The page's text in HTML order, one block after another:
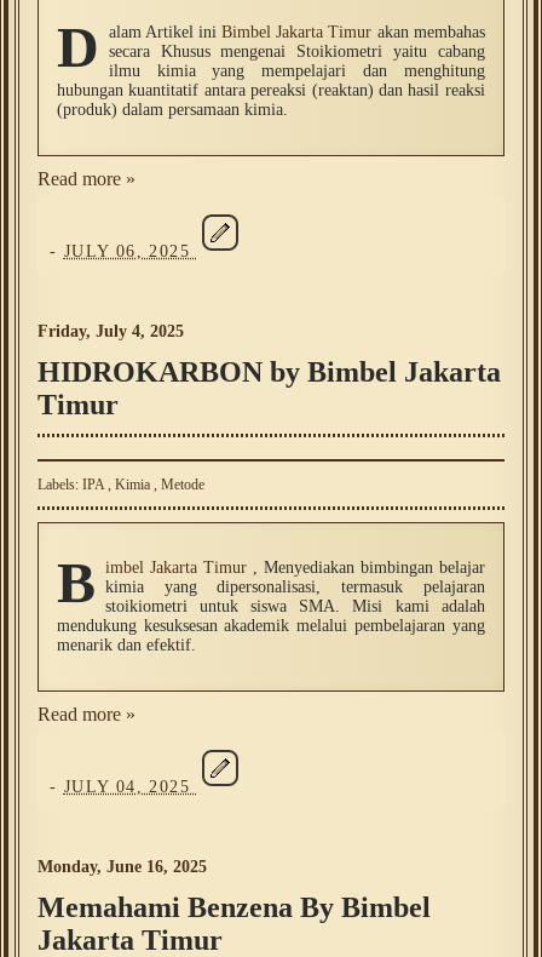
D alam Artikel iniBimbel Jakarta Timur akan membahas
secara Khusus mengenai Stoikiometri yaitu cabang
ilmu kimia yang mempelajari dan menghitung
hubungan kuantitatif antara pereaksi (reaktan) dan hasil reaksi
(produk) dalam persamaan kimia.
Read more »
- JULY 06, 2025
Friday, July 4, 2025
HIDROKARBON by Bimbel Jakarta
Timur
Labels: IPA, Kimia , Metode
B imbel Jakarta Timur , Menyediakan bimbingan belajar
kimia yang dipersonalisasi, termasuk pelajaran
stoikiometri untuk siswa SMA. Misi kami adalah
mendukung kesuksesan akademik melalui pembelajaran yang
menarik dan efektif.
Read more »
- JULY 04, 2025
Monday, June 16, 2025
Memahami Benzena By Bimbel
Jakarta Timur